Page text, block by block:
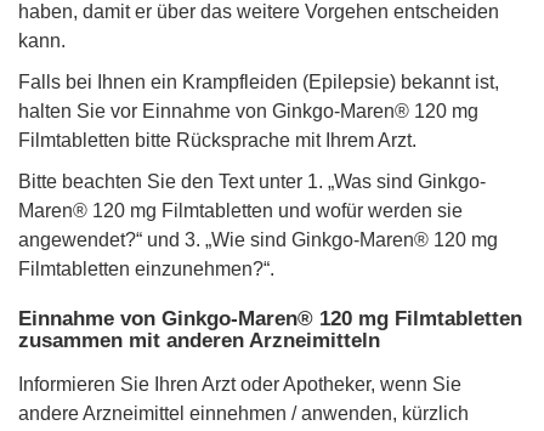
haben, damit er über das weitere Vorgehen entscheiden
kann.
Falls bei Ihnen ein Krampfleiden (Epilepsie) bekannt ist,
halten Sie vor Einnahme von Ginkgo-Maren® 120 mg
Filmtabletten bitte Rücksprache mit Ihrem Arzt.
Bitte beachten Sie den Text unter 1. „Was sind Ginkgo-
Maren® 120 mg Filmtabletten und wofür werden sie
angewendet?“ und 3. „Wie sind Ginkgo-Maren® 120 mg
Filmtabletten einzunehmen?“.
Einnahme von Ginkgo-Maren® 120 mg Filmtabletten
zusammen mit anderen Arzneimitteln
Informieren Sie Ihren Arzt oder Apotheker, wenn Sie
andere Arzneimittel einnehmen / anwenden, kürzlich